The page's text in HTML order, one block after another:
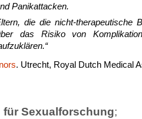
Panikattacken.
die die nicht-therapeutische
das Risiko von
. Utrecht, Royal Dutch Medical
Sexualforschung;